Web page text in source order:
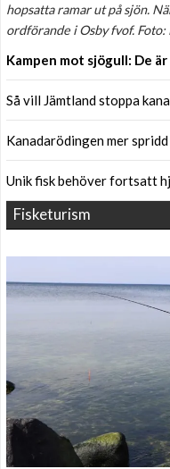
hopsatta ramar ut på sjön.
ordförande i Osby fvof.
Kampen mot sjögull: De
Så vill Jämtland stoppa
Kanadarödingen mer
Unik fisk behöver fortsatt
Fisketurism